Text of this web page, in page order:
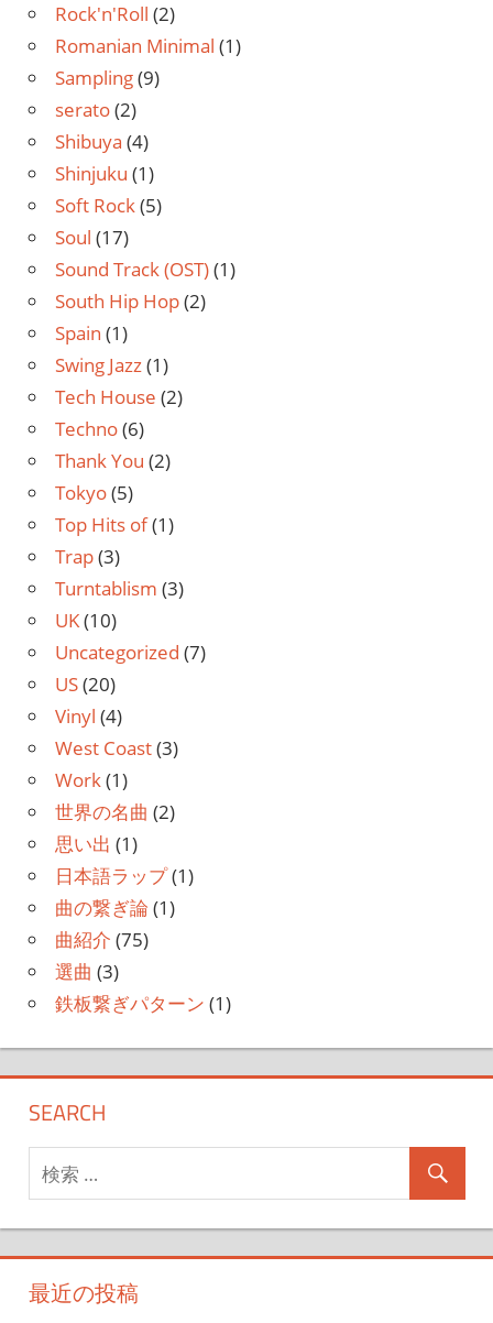
Rock'n'Roll (2)
Romanian Minimal (1)
Sampling(9)
serato(2)
Shibuya (4)
Shinjuku (1)
Soft Rock(5)
Soul (17)
Sound Track (OST)(1)
South Hip Hop(2)
Spain (1)
Swing Jazz(1)
Tech House (2)
Techno(6)
Thank You (2)
Tokyo(5)
Top Hits of(1)
Trap(3)
Turntablism (3)
UK(10)
Uncategorized (7)
US(20)
Vinyl (4)
West Coast(3)
Work(1)
世界の名曲 (2)
思い出 (1)
日本語ラップ(1)
曲の繋ぎ論 (1)
曲紹介 (75)
選曲 (3)
鉄板繋ぎパターン (1)
SEARCH
最近の投稿